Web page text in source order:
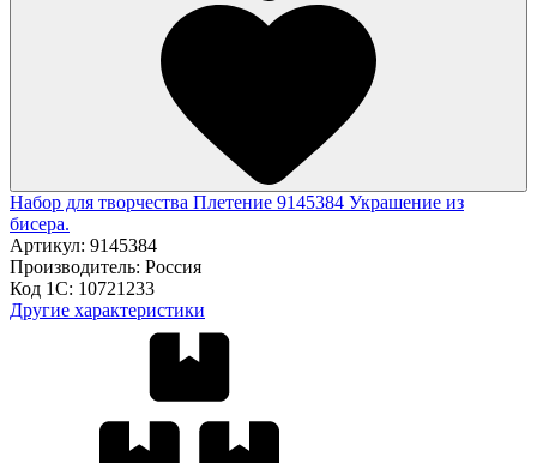
Набор для творчества Плетение 9145384 Украшение из
бисера.
Артикул: 9145384
Производитель: Россия
Код 1С: 10721233
Другие характеристики